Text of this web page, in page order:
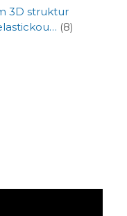
3D struktur
(8)